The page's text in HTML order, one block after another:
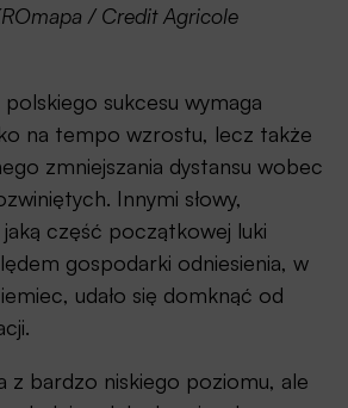
/ Credit Agricole
polskiego sukcesu wymaga
na tempo wzrostu, lecz także
zmniejszania dystansu wobec
Innymi słowy,
część początkowej luki
gospodarki odniesienia, w
udało się domknąć od
z bardzo niskiego poziomu, ale